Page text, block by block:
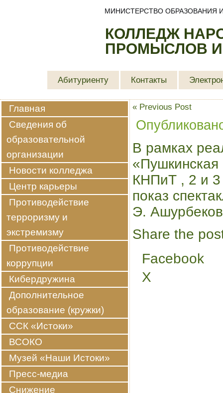
КОЛЛЕДЖ
ПРОМЫСЛОВ
МИНИСТЕРСТВО ОБРАЗОВАНИЯ
Абитуриенту Контакты
Главная
Сведения об
образовательной
организации
Новости колледжа
Центр карьеры
Противодействие
терроризму и
экстремизму
Противодействие
коррупции
Кибердружина
Дополнительное
образование (кружки)
ССК «Истоки»
ВСОКО
Музей «Наши Истоки»
Пресс-медиа
Снижение
« Previous Post
В рамках
«Пушкинская
КНПиТ , 2 и 3
показ
Э.
Share the
Facebook
X